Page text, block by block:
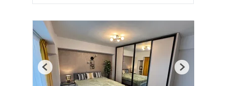
Previous Next